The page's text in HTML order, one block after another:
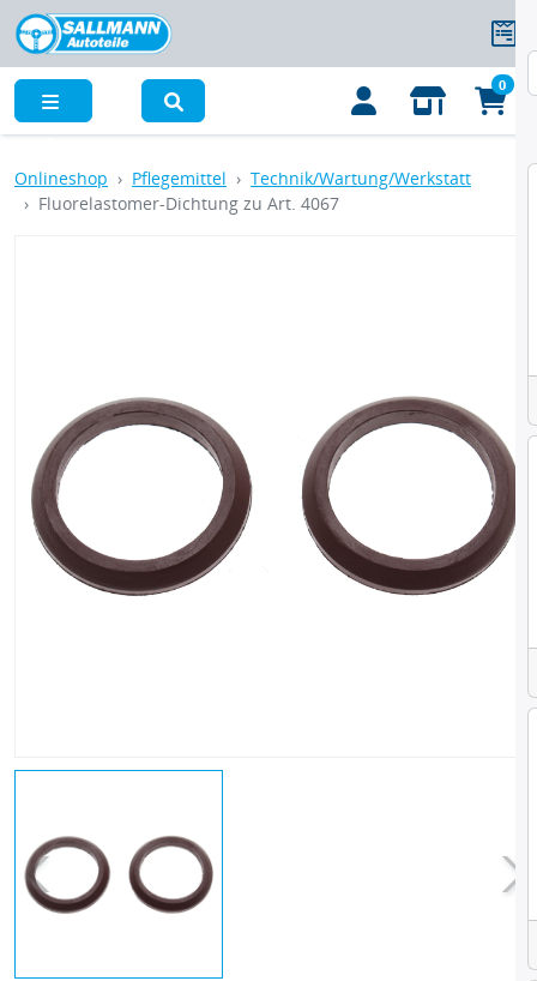
0
Onlineshop Pflegemittel
Technik/Wartung/Werkstatt
Fluorelastomer-Dichtung zu Art. 4067